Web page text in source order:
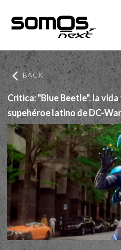
BACK
Critica: "Blue Beetle", la
supehéroe latino de DC-